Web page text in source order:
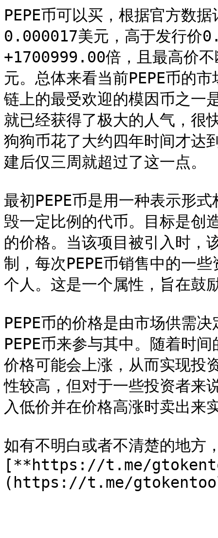
PEPE币可以买，根据官方数
0.000017美元，高于发行价
+1700999.00倍，且最高价
元。总体来看当前PEPE币的
链上的最受欢迎的模因币之一
就已经获得了极大的人气，很
狗狗币花了大约四年时间才达
建后仅三周就超过了这一点。
最初PEPE币是用一种表示形
毁一定比例的代币。目标是创
的价格。当该项目被引入时，
制，每次PEPE币销售中的一
个人。这是一个属性，旨在鼓
PEPE币的价格是由市场供需
PEPE币来参与其中。随着时
价格可能会上涨，从而实现投
性较高，但对于一些投资者来
入低价并在价格高涨时卖出来
如有不明白或者不清楚的地方
[**https://t.me/